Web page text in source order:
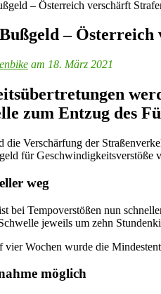
– Österreich verschärft
–
am 18. März 2021
zum Entzug des
die Verschärfung der
für Geschwindigkeitsverstöße
weg
bei Tempoverstößen nun
jeweils um zehn
Wochen wurde die
möglich